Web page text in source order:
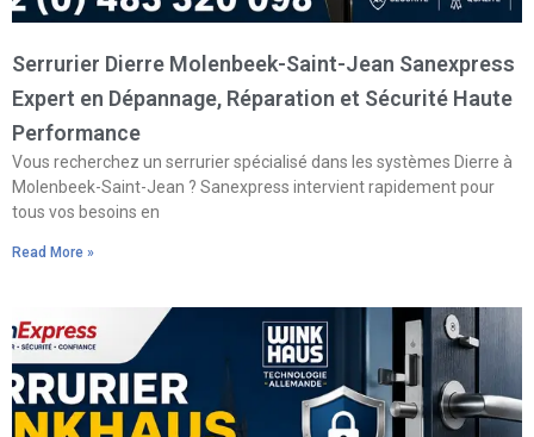
Serrurier Dierre Molenbeek-Saint-Jean Sanexpress
Expert en Dépannage, Réparation et Sécurité Haute
Performance
Vous recherchez un serrurier spécialisé dans les systèmes Dierre à
Molenbeek-Saint-Jean ? Sanexpress intervient rapidement pour
tous vos besoins en
Read More »